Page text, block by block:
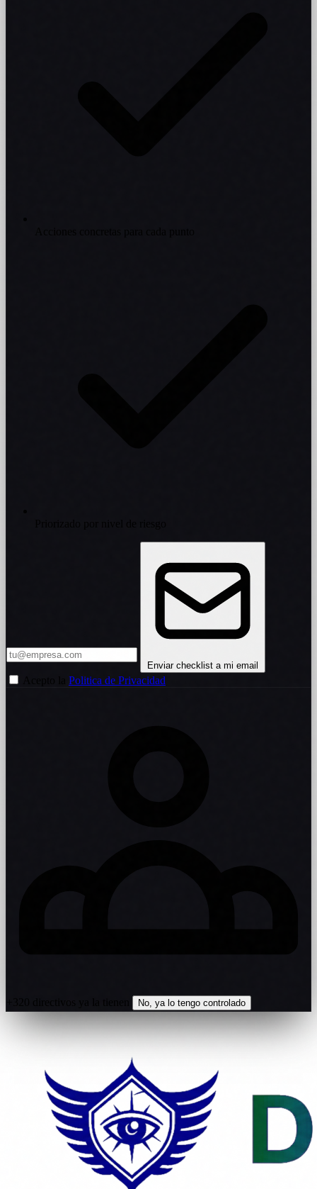
Enviar checklist a mi email
Politica de Privacidad
No, ya lo tengo controlado